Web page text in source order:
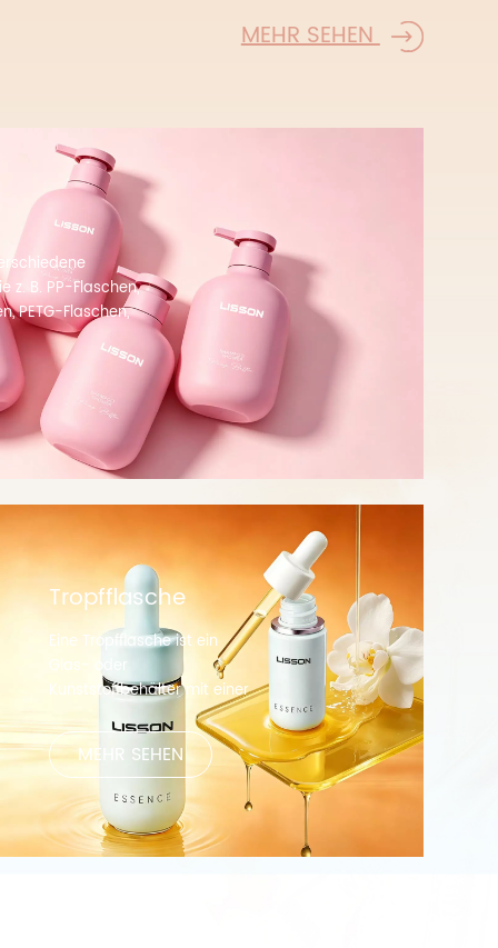
z. B. PP-Flaschen,
PETG-Flaschen,
usw. Eigene
Tropfflasche
Eine Tropfflasche ist ein
Glas- oder
Kunststoffbehälter mit einer
Tropfspitze, der zur Abgabe
kleiner Flüssigkeitsmengen
dient. Die Tropfspitze
besteht meist aus Glas oder
Kunststoff und wird oben auf
der Flasche befestigt. Die
Spitze ist mit einem kleinen
MEHR SEHEN
MEHR SEHEN